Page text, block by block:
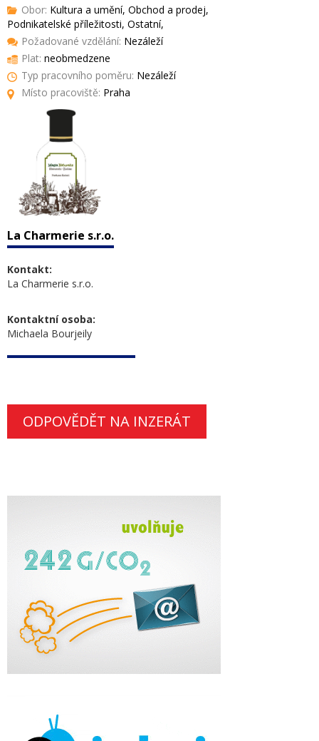
Obor: Kultura a umění, Obchod a prodej,
Podnikatelské příležitosti, Ostatní,
Požadované vzdělání: Nezáleží
Plat: neobmedzene
Typ pracovního poměru: Nezáleží
Místo pracoviště: Praha
La Charmerie s.r.o.
Kontakt:
La Charmerie s.r.o.
Kontaktní osoba:
Michaela Bourjeily
ODPOVĚDĚT NA INZERÁT